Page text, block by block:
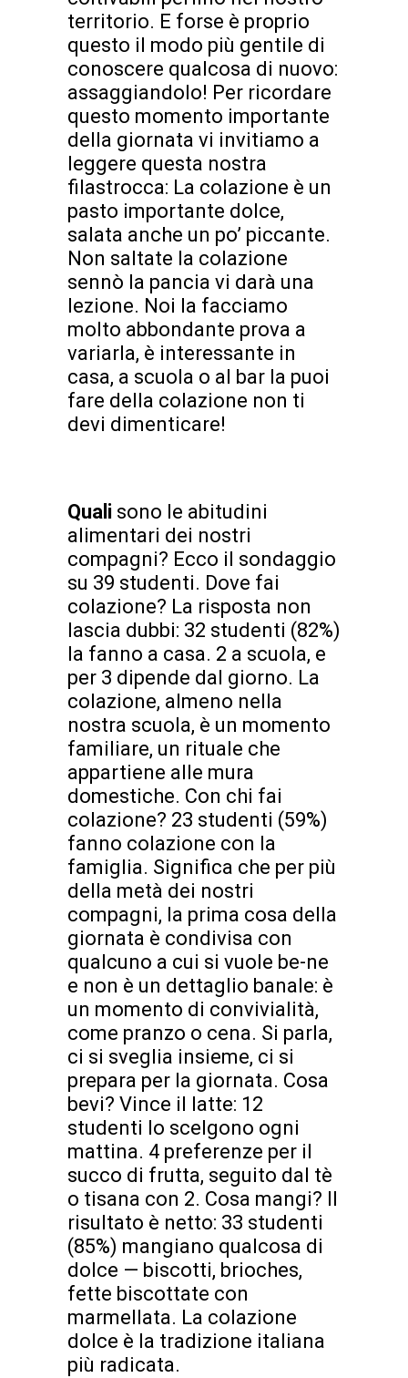
territorio. E forse è proprio
questo il modo più gentile di
conoscere qualcosa di nuovo:
assaggiandolo! Per ricordare
questo momento importante
della giornata vi invitiamo a
leggere questa nostra
filastrocca: La colazione è un
pasto importante dolce,
salata anche un po’ piccante.
Non saltate la colazione
sennò la pancia vi darà una
lezione. Noi la facciamo
molto abbondante prova a
variarla, è interessante in
casa, a scuola o al bar la puoi
fare della colazione non ti
devi dimenticare!
Quali sono le abitudini
alimentari dei nostri
compagni? Ecco il sondaggio
su 39 studenti. Dove fai
colazione? La risposta non
lascia dubbi: 32 studenti (82%)
la fanno a casa. 2 a scuola, e
per 3 dipende dal giorno. La
colazione, almeno nella
nostra scuola, è un momento
familiare, un rituale che
appartiene alle mura
domestiche. Con chi fai
colazione? 23 studenti (59%)
fanno colazione con la
famiglia. Significa che per più
della metà dei nostri
compagni, la prima cosa della
giornata è condivisa con
qualcuno a cui si vuole be-ne
e non è un dettaglio banale: è
un momento di convivialità,
come pranzo o cena. Si parla,
ci si sveglia insieme, ci si
prepara per la giornata. Cosa
bevi? Vince il latte: 12
studenti lo scelgono ogni
mattina. 4 preferenze per il
succo di frutta, seguito dal tè
o tisana con 2. Cosa mangi? Il
risultato è netto: 33 studenti
(85%) mangiano qualcosa di
dolce — biscotti, brioches,
fette biscottate con
marmellata. La colazione
dolce è la tradizione italiana
più radicata.